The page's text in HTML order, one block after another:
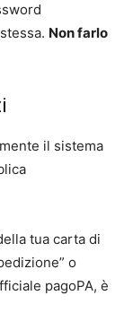
Non farlo
il sistema
tua carta di
o
pagoPA, è